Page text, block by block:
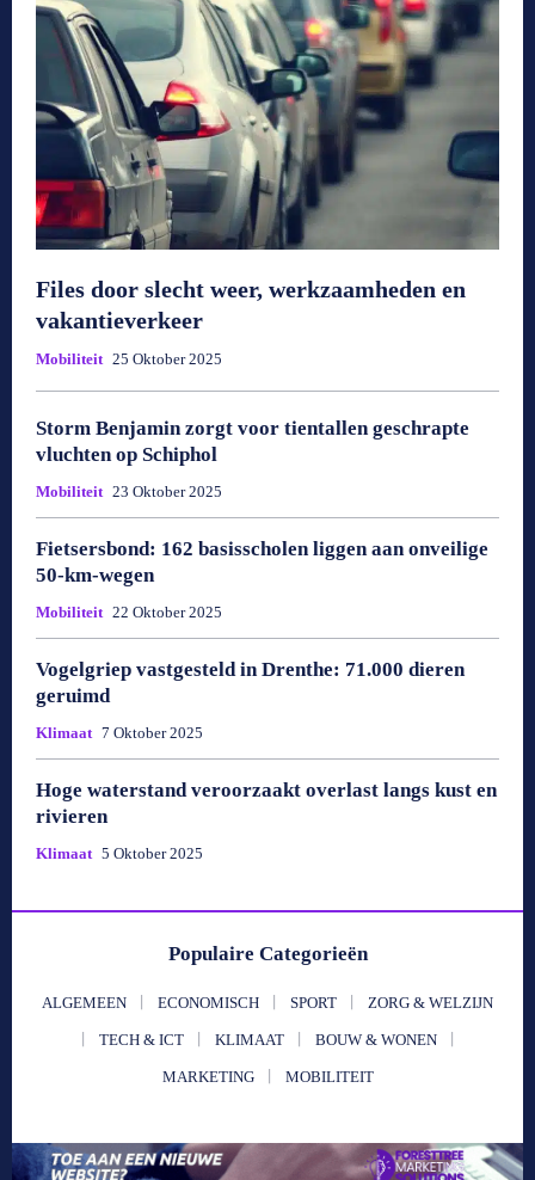
Files door slecht weer, werkzaamheden en
vakantieverkeer
Mobiliteit 25 Oktober 2025
Storm Benjamin zorgt voor tientallen geschrapte
vluchten op Schiphol
Mobiliteit 23 Oktober 2025
Fietsersbond: 162 basisscholen liggen aan onveilige
50-km-wegen
Mobiliteit 22 Oktober 2025
Vogelgriep vastgesteld in Drenthe: 71.000 dieren
geruimd
Klimaat 7 Oktober 2025
Hoge waterstand veroorzaakt overlast langs kust en
rivieren
Klimaat 5 Oktober 2025
Populaire Categorieën
ALGEMEEN ECONOMISCH SPORT ZORG & WELZIJN
TECH & ICT KLIMAAT BOUW & WONEN
MARKETING MOBILITEIT